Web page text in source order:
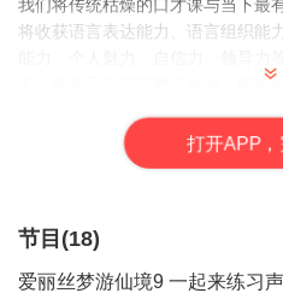
我们将传统枯燥的口才课与当下最
将收获语言表达能力、语言组织能
儿，您每天只需花费三分钟，即可
打开APP，
节目(18)
爱丽丝梦游仙境9 一起来练习